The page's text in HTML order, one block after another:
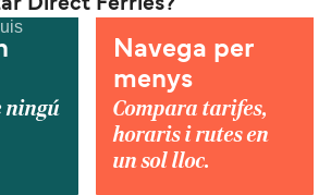
Direct Ferries?
ningú
Navega per
menys
Compara tarifes,
horaris i rutes en
un sol lloc.